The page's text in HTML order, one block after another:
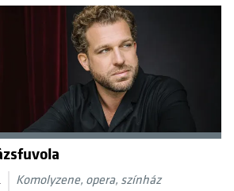
Komolyzene, opera, színház